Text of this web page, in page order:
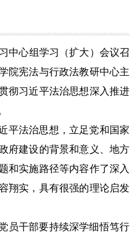
惠企政策精准服务 网上中介服务超市
基础清单
12345热线留言 新闻发布会
集 诉求公开
中心组学习（扩大）会议召
院宪法与行政法教研中心主
彻习近平法治思想深入推进
平法治思想，立足党和国家
府建设的背景和意义、地方
和实施路径等内容作了深入
翔实，具有很强的理论启发
员干部要持续深学细悟笃行